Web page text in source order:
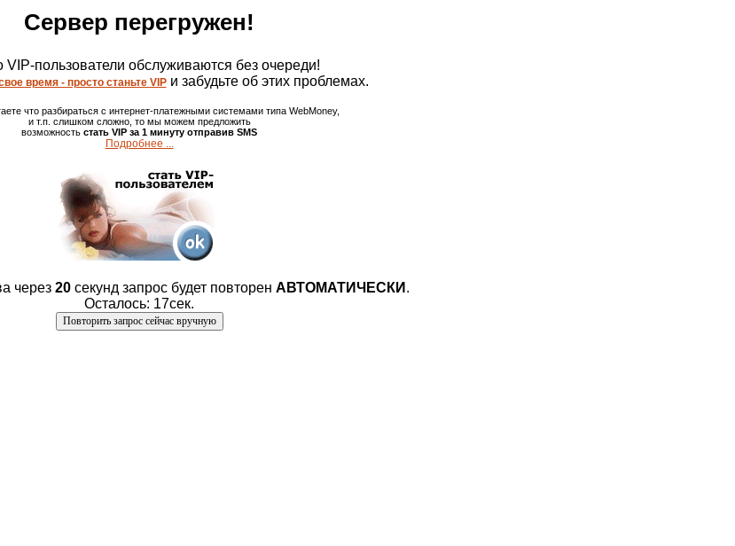
Сервер перегружен!
VIP-пользователи обслуживаются без очереди!
время - просто станьте VIPи забудьте об этих проблемах.
что разбираться с интернет-платежными системами типа WebMoney,
и т.п. слишком сложно, то мы можем предложить
возможность стать VIP за 1 минуту отправив SMS
Подробнее ...
через 20секунд запрос будет повторен АВТОМАТИЧЕСКИ .
Осталось: 17сек.